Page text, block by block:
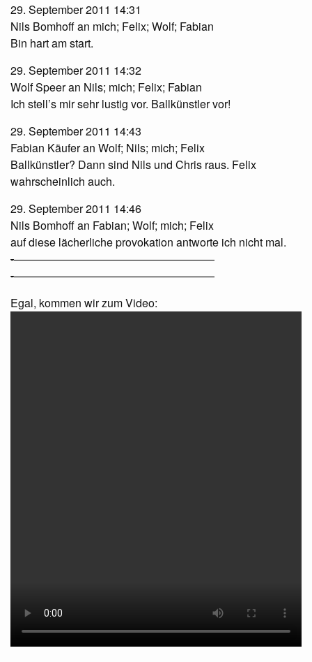
29. September 2011 14:31
Nils Bomhoff an mich; Felix; Wolf; Fabian
Bin hart am start.
29. September 2011 14:32
Wolf Speer an Nils; mich; Felix; Fabian
Ich stell’s mir sehr lustig vor. Ballkünstler vor!
29. September 2011 14:43
Fabian Käufer an Wolf; Nils; mich; Felix
Ballkünstler? Dann sind Nils und Chris raus. Felix
wahrscheinlich auch.
29. September 2011 14:46
Nils Bomhoff an Fabian; Wolf; mich; Felix
auf diese lächerliche provokation antworte ich nicht mal.
-——————————————————
-——————————————————
Egal, kommen wir zum Video: